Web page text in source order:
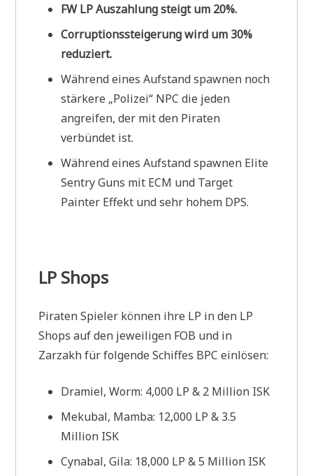
FW LP Auszahlung steigt um 20%.
Corruptionssteigerung wird um 30%
reduziert.
Während eines Aufstand spawnen noch
stärkere „Polizei“ NPC die jeden
angreifen, der mit den Piraten
verbündet ist.
Während eines Aufstand spawnen Elite
Sentry Guns mit ECM und Target
Painter Effekt und sehr hohem DPS.
LP Shops
Piraten Spieler können ihre LP in den LP
Shops auf den jeweiligen FOB und in
Zarzakh für folgende Schiffes BPC einlösen:
Dramiel, Worm: 4,000 LP & 2 Million ISK
Mekubal, Mamba: 12,000 LP & 3.5
Million ISK
Cynabal, Gila: 18,000 LP & 5 Million ISK